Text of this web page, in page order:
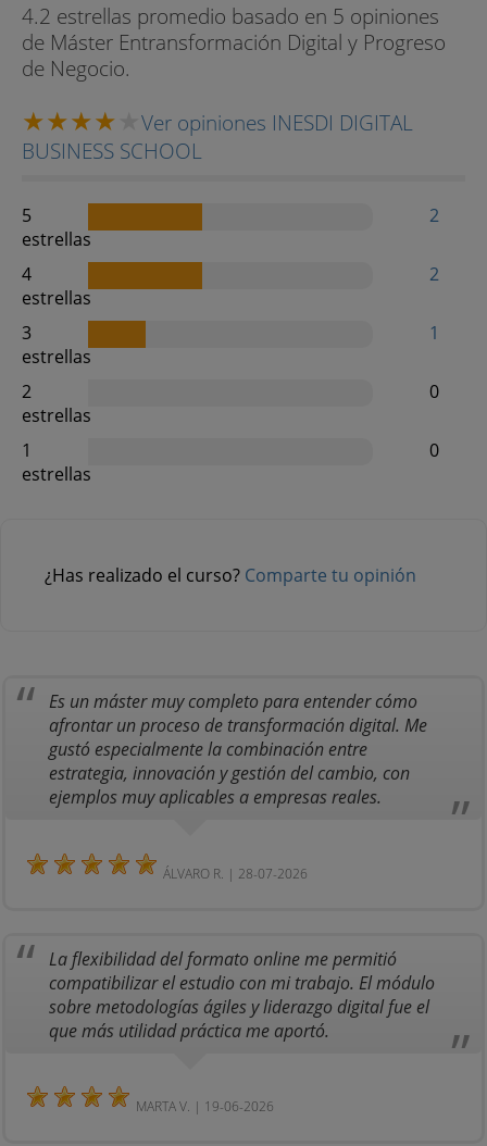
4.2 estrellas promedio basado en 5 opiniones
de Máster Entransformación Digital y Progreso
de Negocio.
Ver opiniones INESDI DIGITAL
BUSINESS SCHOOL
5
estrellas
2
4
estrellas
2
3
estrellas
1
2
estrellas
0
1
estrellas
0
¿Has realizado el curso? Comparte tu opinión
Es un máster muy completo para entender cómo
afrontar un proceso de transformación digital. Me
gustó especialmente la combinación entre
estrategia, innovación y gestión del cambio, con
ejemplos muy aplicables a empresas reales.
ÁLVARO R. | 28-07-2026
La flexibilidad del formato online me permitió
compatibilizar el estudio con mi trabajo. El módulo
sobre metodologías ágiles y liderazgo digital fue el
que más utilidad práctica me aportó.
MARTA V. | 19-06-2026